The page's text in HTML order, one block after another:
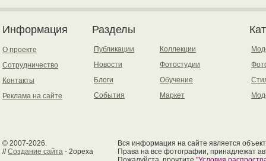
Информация
О проекте
Сотрудничество
Контакты
Реклама на сайте
Разделы
Публикации
Новости
Блоги
События
Коллекции
Фотостудии
Обучение
Маркет
© 2007-2026.
//Создание сайта - 2opexa
Вся информация на сайте является
Права на все фотографии, принадлежат